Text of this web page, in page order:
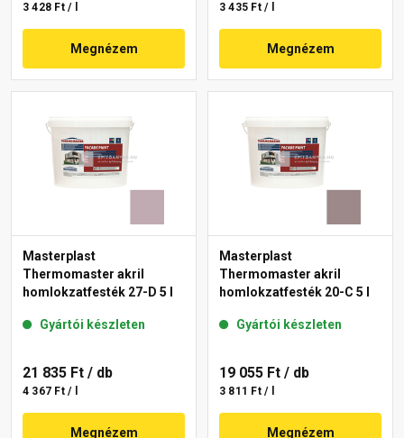
3 428 Ft / l
Megnézem
3 435 Ft / l
Megnézem
Masterplast
Thermomaster akril
homlokzatfesték 27-D 5 l
Gyártói készleten
21 835 Ft / db
4 367 Ft / l
Megnézem
Masterplast
Thermomaster akril
homlokzatfesték 20-C 5 l
Gyártói készleten
19 055 Ft / db
3 811 Ft / l
Megnézem